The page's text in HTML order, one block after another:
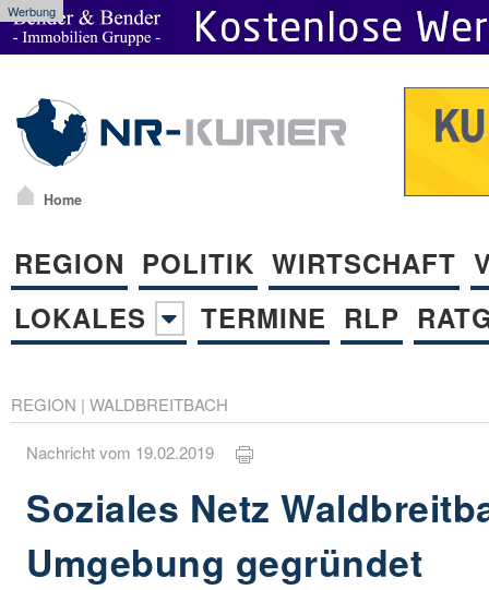
Werbung
Home
REGION POLITIK WIRTSCHAFT
LOKALES
TERMINE RLP
REGION | WALDBREITBACH
Nachricht vom 19.02.2019
Soziales Netz
Umgebung gegründet